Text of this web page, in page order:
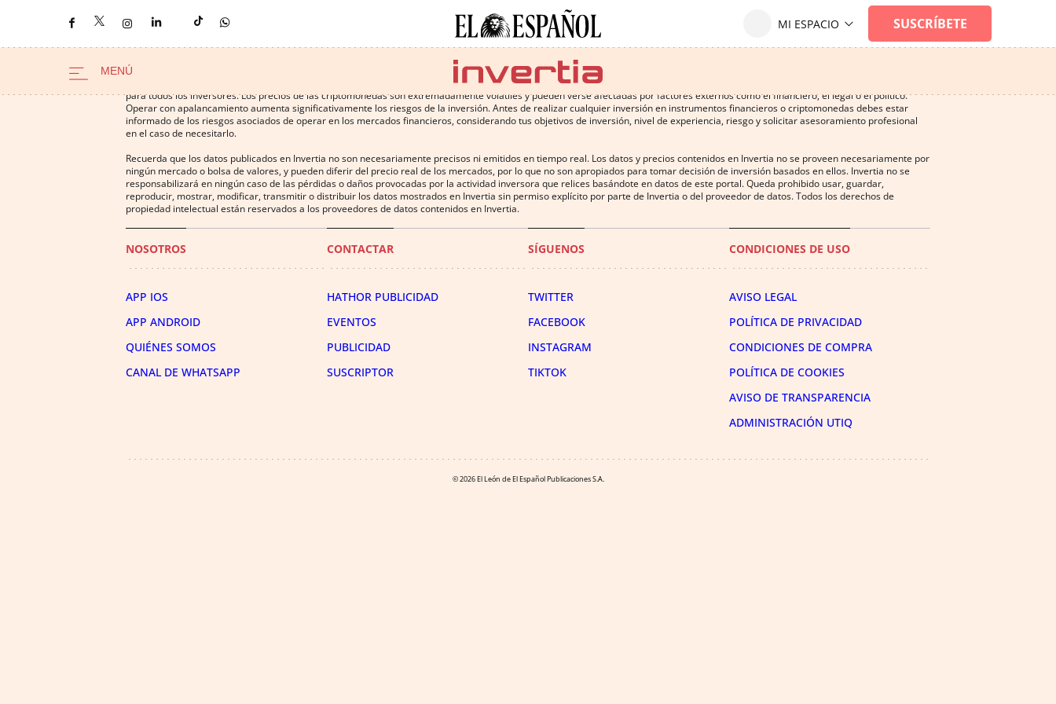
Operar con instrumentos financieros o criptomonedas conlleva altos riesgos, incluyendo la pérdida de parte o la totalidad de la inversión, y puede ser una actividad no recomendada
para todos los inversores. Los precios de las criptomonedas son extremadamente volátiles y pueden verse afectadas por factores externos como el financiero, el legal o el político.
Operar con apalancamiento aumenta significativamente los riesgos de la inversión. Antes de realizar cualquier inversión en instrumentos financieros o criptomonedas debes estar
informado de los riesgos asociados de operar en los mercados financieros, considerando tus objetivos de inversión, nivel de experiencia, riesgo y solicitar asesoramiento profesional
en el caso de necesitarlo.
Recuerda que los datos publicados en Invertia no son necesariamente precisos ni emitidos en tiempo real. Los datos y precios contenidos en Invertia no se proveen necesariamente por
ningún mercado o bolsa de valores, y pueden diferir del precio real de los mercados, por lo que no son apropiados para tomar decisión de inversión basados en ellos. Invertia no se
responsabilizará en ningún caso de las pérdidas o daños provocadas por la actividad inversora que relices basándote en datos de este portal. Queda prohibido usar, guardar,
reproducir, mostrar, modificar, transmitir o distribuir los datos mostrados en Invertia sin permiso explícito por parte de Invertia o del proveedor de datos. Todos los derechos de
propiedad intelectual están reservados a los proveedores de datos contenidos en Invertia.
NOSOTROS
APP IOS
APP ANDROID
QUIÉNES SOMOS
CANAL DE WHATSAPP
CONTACTAR
HATHOR PUBLICIDAD
EVENTOS
PUBLICIDAD
SUSCRIPTOR
SÍGUENOS
TWITTER
FACEBOOK
INSTAGRAM
TIKTOK
CONDICIONES DE USO
AVISO LEGAL
POLÍTICA DE PRIVACIDAD
CONDICIONES DE COMPRA
POLÍTICA DE COOKIES
AVISO DE TRANSPARENCIA
ADMINISTRACIÓN UTIQ
© 2026 El León de El Español Publicaciones S.A.